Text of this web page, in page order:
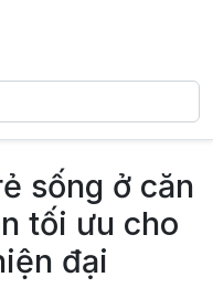
sống ở căn
tối ưu cho
đại